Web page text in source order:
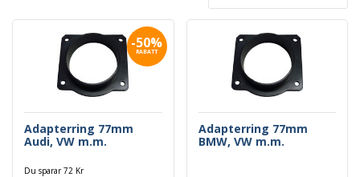
-50%
RABATT
Adapterring 77mm
Audi, VW m.m.
Du sparar 72 Kr
Adapterring 77mm
BMW, VW m.m.